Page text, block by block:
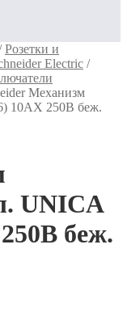
Розетки и
Electric /
Механизм
10AX 250В беж.
UNICA
беж.